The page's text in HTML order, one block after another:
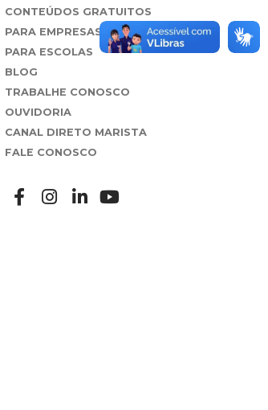
CONTEÚDOS GRATUITOS
PARA EMPRESAS
PARA ESCOLAS
BLOG
TRABALHE CONOSCO
OUVIDORIA
CANAL DIRETO MARISTA
FALE CONOSCO